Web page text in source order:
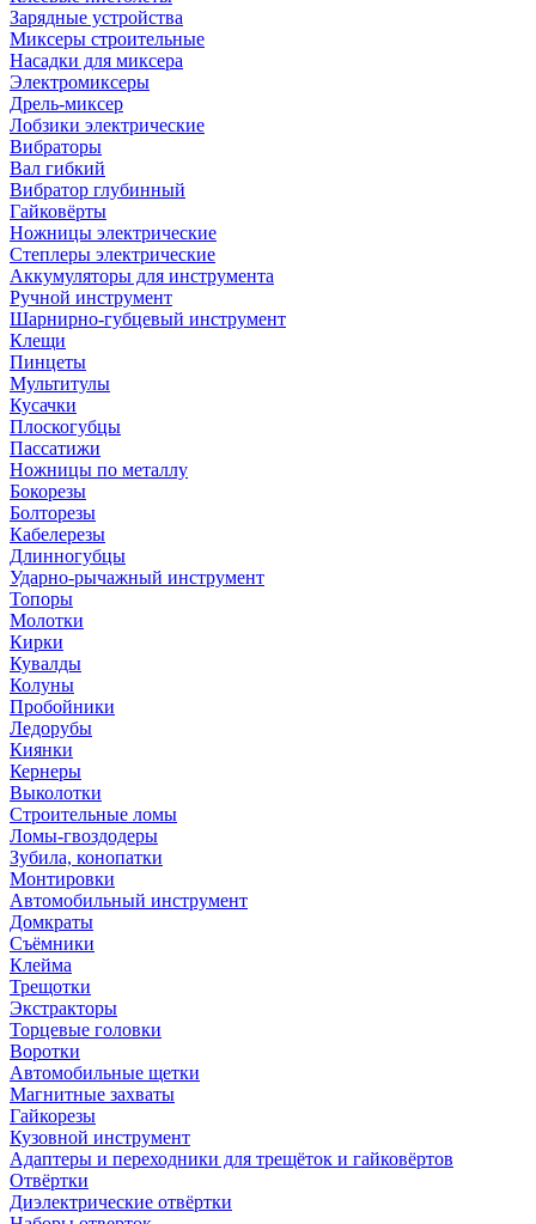
Зарядные устройства
Миксеры строительные
Насадки для миксера
Электромиксеры
Дрель-миксер
Лобзики электрические
Вибраторы
Вал гибкий
Вибратор глубинный
Гайковёрты
Ножницы электрические
Степлеры электрические
Аккумуляторы для инструмента
Ручной инструмент
Шарнирно-губцевый инструмент
Клещи
Пинцеты
Мультитулы
Кусачки
Плоскогубцы
Пассатижи
Ножницы по металлу
Бокорезы
Болторезы
Кабелерезы
Длинногубцы
Ударно-рычажный инструмент
Топоры
Молотки
Кирки
Кувалды
Колуны
Пробойники
Ледорубы
Киянки
Кернеры
Выколотки
Строительные ломы
Ломы-гвоздодеры
Зубила, конопатки
Монтировки
Автомобильный инструмент
Домкраты
Съёмники
Клейма
Трещотки
Экстракторы
Торцевые головки
Воротки
Автомобильные щетки
Магнитные захваты
Гайкорезы
Кузовной инструмент
Адаптеры и переходники для трещёток и гайковёртов
Отвёртки
Диэлектрические отвёртки